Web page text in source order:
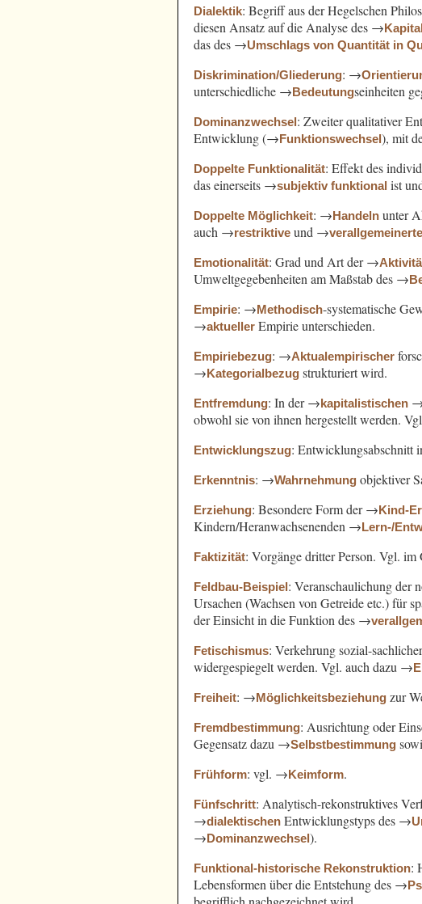
Dialektik: Begriff aus der Hegelschen
diesen Ansatz auf die Analyse des →
das des →Umschlags von Quantität in
Diskrimination/Gliederung: →
unterschiedliche →Bedeutungseinheiten
Dominanzwechsel: Zweiter qualitativer
Entwicklung (→Funktionswechsel), mit
Doppelte Funktionalität: Effekt des
das einerseits →subjektiv funktional ist
Doppelte Möglichkeit: →Handeln unter
auch →restriktive und →verallgemeinerte
Emotionalität: Grad und Art der →
Umweltgegebenheiten am Maßstab des →
Empirie: →Methodisch-systematische
→aktueller Empirie unterschieden.
Empiriebezug: →Aktualempirischer
→Kategorialbezug strukturiert wird.
Entfremdung: In der →kapitalistischen
obwohl sie von ihnen hergestellt werden.
Entwicklungszug: Entwicklungsabschnitt
Erkenntnis: →Wahrnehmung objektiver
Erziehung: Besondere Form der →Kind-
Kindern/Heranwachsenenden →Lern-/
Faktizität: Vorgänge dritter Person. Vgl.
Feldbau-Beispiel: Veranschaulichung der
Ursachen (Wachsen von Getreide etc.) für
der Einsicht in die Funktion des →
Fetischismus: Verkehrung sozial-
widergespiegelt werden. Vgl. auch dazu →
Freiheit: →Möglichkeitsbeziehung zur
Fremdbestimmung: Ausrichtung oder
Gegensatz dazu →Selbstbestimmung
Frühform: vgl. →Keimform.
Fünfschritt: Analytisch-rekonstruktives
→dialektischen Entwicklungstyps des →
→Dominanzwechsel).
Funktional-historische Rekonstruktion:
Lebensformen über die Entstehung des →